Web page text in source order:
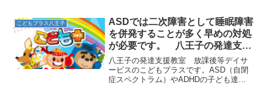
こどもプラス八王子
ASDでは二次障害として睡眠障害
を併発することが多く早めの対処
が必要です。 八王子の発達支援
教室 こどもプラスの放課後等デ
イサービス
八王子の発達支援教室 放課後等デイサ
ービスのこどもプラスです。ASD（自閉
症スペクトラム）やADHDの子ども達